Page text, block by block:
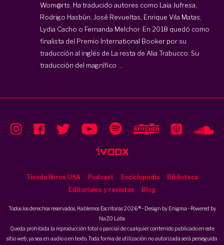
Wom@rts. Ha traducido autores como Laia Jufresa,
Rodrigo Hasbún, José Revueltas, Enrique Vila Matas,
Lydia Cacho o Fernanda Melchor. En 2018 quedó como
finalista del Premio International Booker por su
traducción al inglés de La resta de Alia Trabucco. Su
traducción del magnífico ...
Tienda libros USA Podcast Enciclopedia
Biblioteca
Editoriales y revistas
Blog
Todos los derechos reservados, Hablemos Escritoras 2026 ® • Design by Enigma • Powered by
NaZO Labs
Queda prohibida la reproducción total o parcial de cualquier contenido publicado en este
sitio web, ya sea en audio o en texto. Toda forma de utilización no autorizada será perseguida